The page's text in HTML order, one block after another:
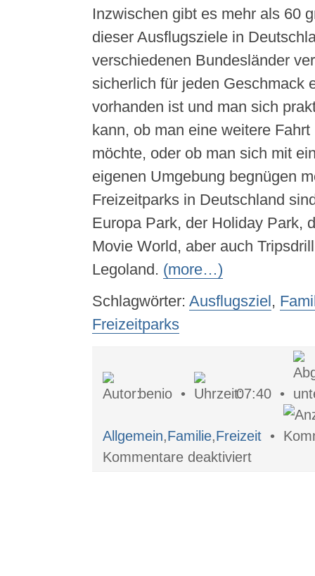
Inzwischen gibt es mehr als 60
dieser Ausflugsziele in
verschiedenen Bundesländer
sicherlich für jeden Geschmack
vorhanden ist und man sich
kann, ob man eine weitere
möchte, oder ob man sich mit
eigenen Umgebung begnügen
Freizeitparks in Deutschland
Europa Park, der Holiday Park,
Movie World, aber auch
Legoland. (more…)
Schlagwörter: Ausflugsziel,
Freizeitparks
benio • 07:40 •
Allgemein,Familie,Freizeit•
Kommentare deaktiviertFreizeitspaß